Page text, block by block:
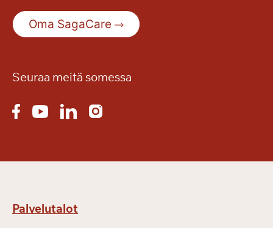
Oma SagaCare
Seuraa meitä somessa
Palvelutalot